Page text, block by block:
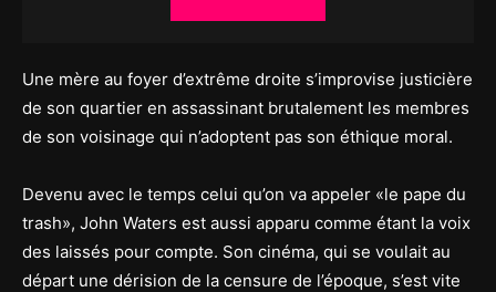
Une mère au foyer d’extrême droite s’improvise justicière
de son quartier en assassinant brutalement les membres
de son voisinage qui n’adoptent pas son éthique moral.
Devenu avec le temps celui qu’on va appeler «le pape du
trash», John Waters est aussi apparu comme étant la voix
des laissés pour compte. Son cinéma, qui se voulait au
départ une dérision de la censure de l’époque, s’est vite